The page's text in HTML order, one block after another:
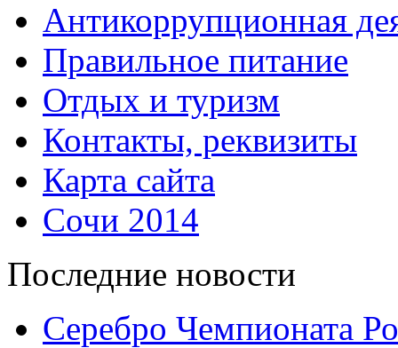
Антикоррупционная
Правильное питание
Отдых и туризм
Контакты, реквизиты
Карта сайта
Сочи 2014
Последние новости
Серебро Чемпионата